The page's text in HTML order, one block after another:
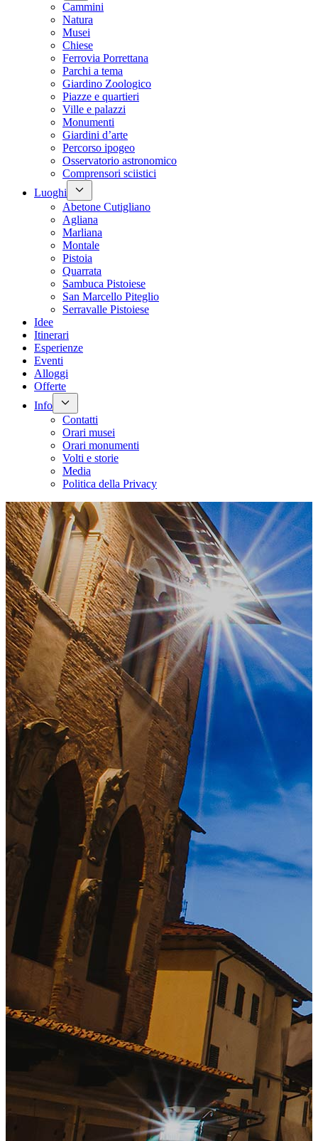
Cammini
Natura
Musei
Chiese
Ferrovia Porrettana
Parchi a tema
Giardino Zoologico
Piazze e quartieri
Ville e palazzi
Monumenti
Giardini d’arte
Percorso ipogeo
Osservatorio astronomico
Comprensori sciistici
Luoghi
Abetone Cutigliano
Agliana
Marliana
Montale
Pistoia
Quarrata
Sambuca Pistoiese
San Marcello Piteglio
Serravalle Pistoiese
Idee
Itinerari
Esperienze
Eventi
Alloggi
Offerte
Info
Contatti
Orari musei
Orari monumenti
Volti e storie
Media
Politica della Privacy